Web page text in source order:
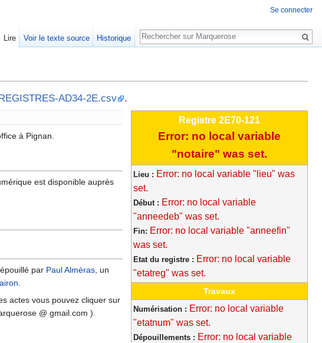
AD34-2E.csv .
Registre 2E70-121
Error: no local variable
"notaire" was set.
Lieu : Error: no local variable "lieu" was
set.
Début : Error: no local variable
"anneedeb" was set.
Fin: Error: no local variable "anneefin"
was set.
Etat du registre : Error: no local variable
"etatreg" was set.
Travaux
Numérisation : Error: no local variable
"etatnum" was set.
Dépouillements : Error: no local variable
à Pignan.
est disponible auprès
par Paul Alméras , un
actes vous pouvez cliquer sur
@ gmail.com ).
Se connecter
Lire Voir le texte source Historique
Rechercher